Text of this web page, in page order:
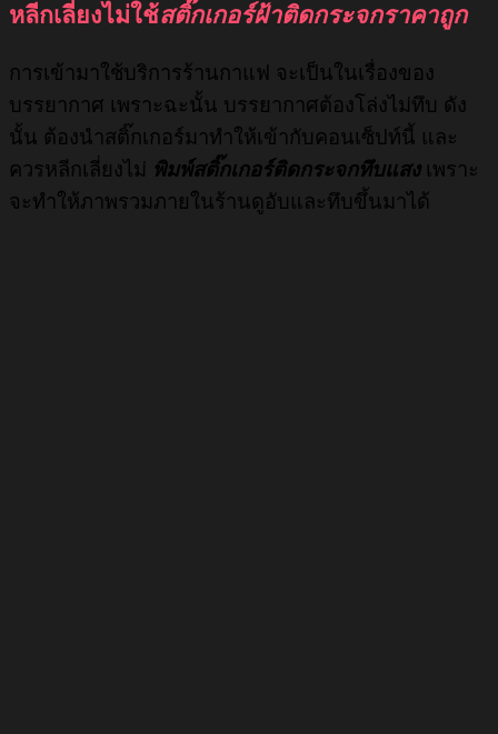
หลีกเลี่ยงไม่ใช้สติ๊กเกอร์ฝ้าติดกระจกราคาถูก
การเข้ามาใช้บริการร้านกาแฟ จะเป็นในเรื่องของ
บรรยากาศ เพราะฉะนั้น บรรยากาศต้องโล่งไม่ทึบ ดัง
นั้น ต้องนำสติ๊กเกอร์มาทำให้เข้ากับคอนเซ็ปท์นี้ และ
ควรหลีกเลี่ยงไม่ พิมพ์สติ๊กเกอร์ติดกระจกทึบแสง เพราะ
จะทำให้ภาพรวมภายในร้านดูอับและทึบขึ้นมาได้